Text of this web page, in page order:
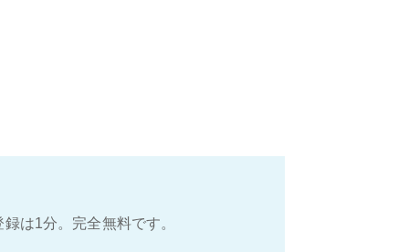
は1分。完全無料です。